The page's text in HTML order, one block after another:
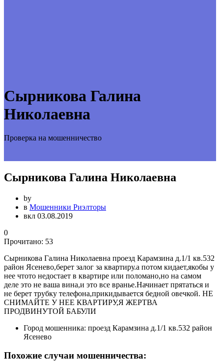
Сырникова Галина
Николаевна
Проверка на мошенничество
Сырникова Галина Николаевна
by
в Мошенники Риэлторы
вкл 03.08.2019
0
Прочитано: 53
Сырникова Галина Николаевна проезд Карамзина д.1/1 кв.532
район Ясенево,берет залог за квартиру.а потом кидает,якобы у
нее чтото недостает в квартире или поломано,но на самом
деле это не ваша вина,и это все вранье.Начинает прятаться и
не берет трубку телефона,прикидывается бедной овечкой. НЕ
СНИМАЙТЕ У НЕЕ КВАРТИРУ,Я ЖЕРТВА
ПРОДВИНУТОЙ БАБУЛИ
Город мошенника: проезд Карамзина д.1/1 кв.532 район
Ясенево
Похожие случаи мошенничества: